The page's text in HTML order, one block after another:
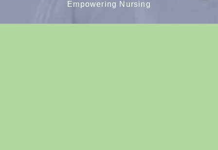
Empowering Nursing